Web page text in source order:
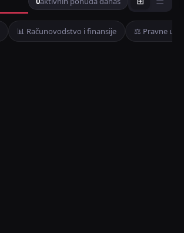
📊 Računovodstvo i finansije ⚖️ Pravne